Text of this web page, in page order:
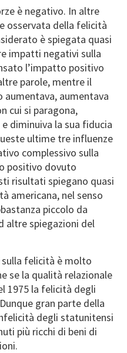
è negativo. In altre
osservata della felicità
è spiegata quasi
impatti negativi sulla
l’impatto positivo
parole, mentre il
aumentava, aumentava
cui si paragona,
diminuiva la sua fiducia
ultime tre influenze
complessivo sulla
positivo dovuto
risultati spiegano quasi
americana, nel senso
piccolo da
altre spiegazioni del
sulla felicità è molto
se la qualità relazionale
1975 la felicità degli
gran parte della
degli statunitensi
più ricchi di beni di